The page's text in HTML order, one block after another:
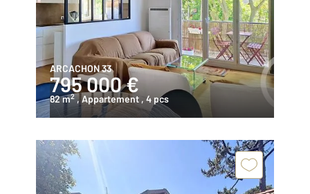
ARCACHON 33
795 000 €
82 m2 , Appartement , 4 pcs